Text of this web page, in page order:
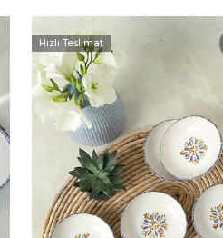
Hızlı Teslimat